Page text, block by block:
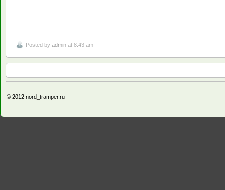
Posted by admin at 8:43 am
© 2012 nord_tramper.ru